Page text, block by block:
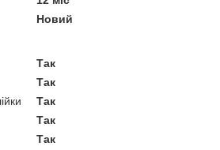
Новий
Так
Так
Так
Так
Так